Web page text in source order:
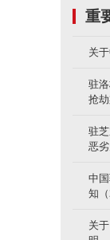
重
关
驻
抢
驻
恶
中
知
关